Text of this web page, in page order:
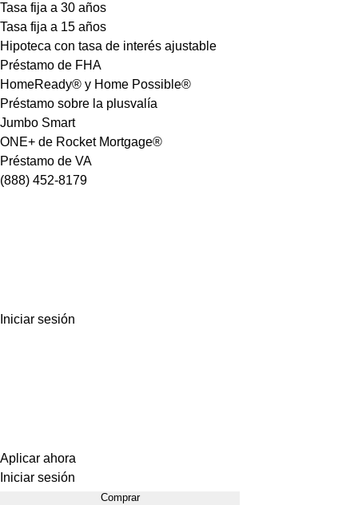
Tasa fija a 30 años
Tasa fija a 15 años
Hipoteca con tasa de interés ajustable
Préstamo de FHA
HomeReady® y Home Possible®
Préstamo sobre la plusvalía
Jumbo Smart
ONE+ de Rocket Mortgage®
Préstamo de VA
(888) 452-8179
Iniciar sesión
Aplicar ahora
Iniciar sesión
Comprar